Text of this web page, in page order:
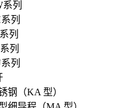
系列
列
列
列
列
钢（KA 型）